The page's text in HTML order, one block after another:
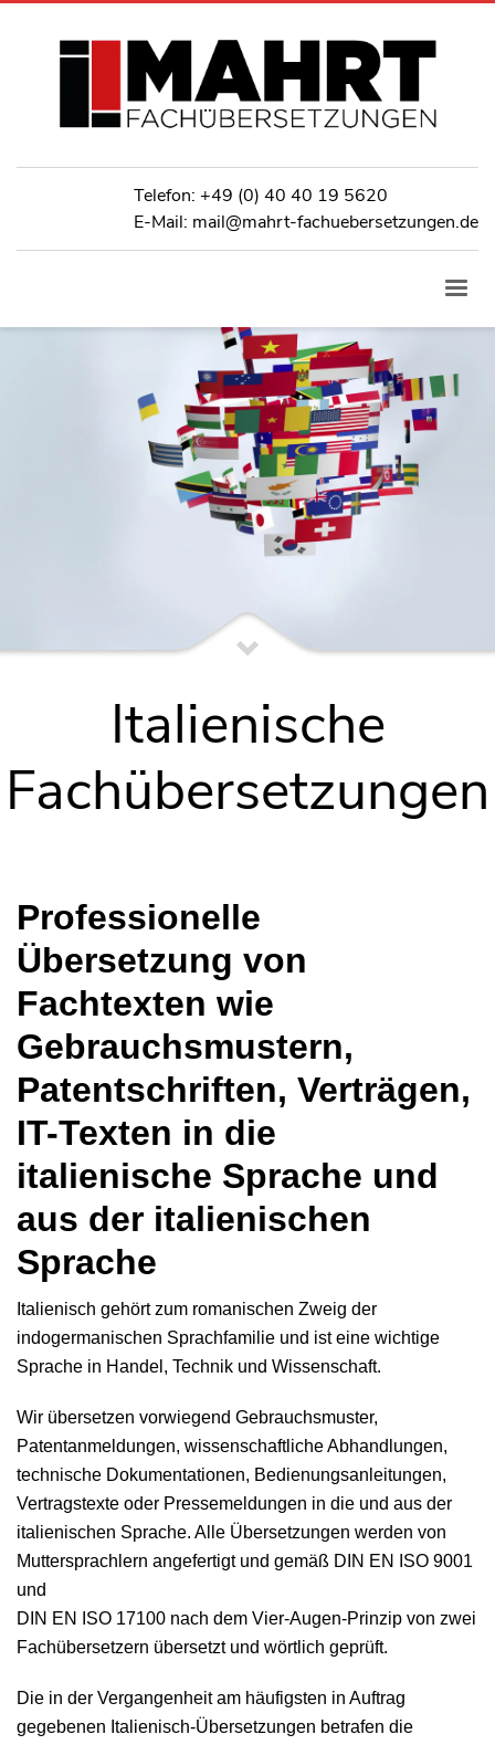
Telefon: +49 (0) 40 40 19 5620
E-Mail: mail@mahrt-fachuebersetzungen.de
Italienische
Fachübersetzungen
Professionelle
Übersetzung von
Fachtexten wie
Gebrauchsmustern,
Patentschriften, Verträgen,
IT-Texten in die
italienische Sprache und
aus der italienischen
Sprache
Italienisch gehört zum romanischen Zweig der
indogermanischen Sprachfamilie und ist eine wichtige
Sprache in Handel, Technik und Wissenschaft.
Wir übersetzen vorwiegend Gebrauchsmuster,
Patentanmeldungen, wissenschaftliche Abhandlungen,
technische Dokumentationen, Bedienungsanleitungen,
Vertragstexte oder Pressemeldungen in die und aus der
italienischen Sprache. Alle Übersetzungen werden von
Muttersprachlern angefertigt und gemäß DIN EN ISO 9001
und
DIN EN ISO 17100 nach dem Vier-Augen-Prinzip von zwei
Fachübersetzern übersetzt und wörtlich geprüft.
Die in der Vergangenheit am häufigsten in Auftrag
gegebenen Italienisch-Übersetzungen betrafen die